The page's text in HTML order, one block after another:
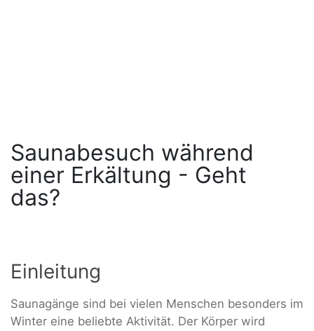
Saunabesuch während
einer Erkältung - Geht
das?
Einleitung
Saunagänge sind bei vielen Menschen besonders im
Winter eine beliebte Aktivität. Der Körper wird